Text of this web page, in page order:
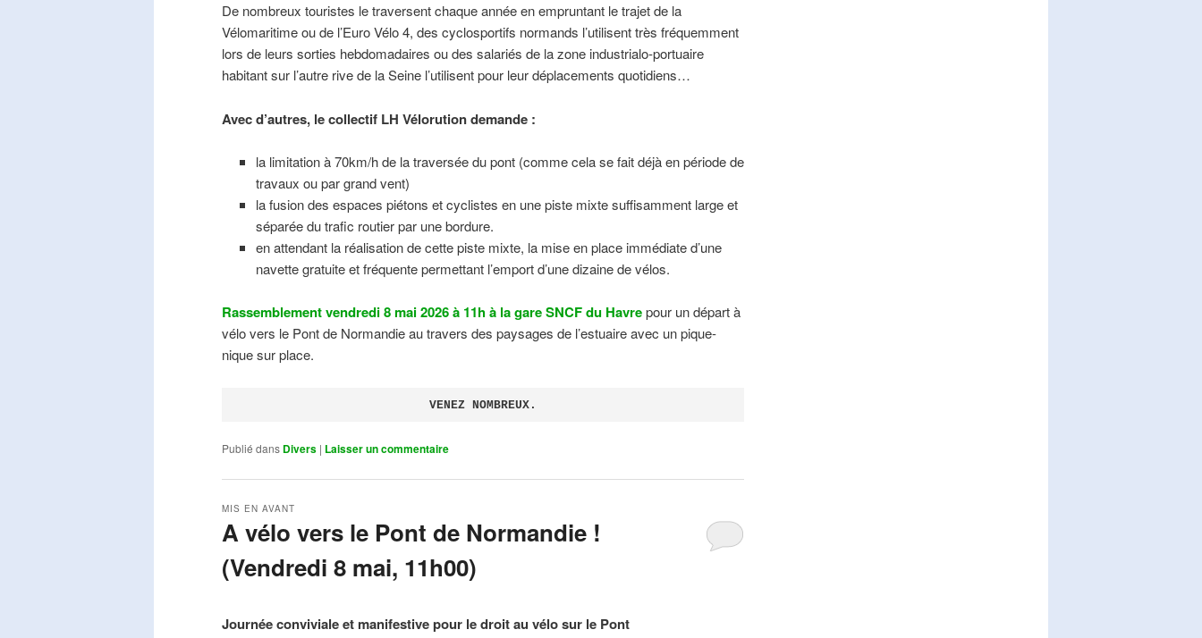
De nombreux touristes le traversent chaque année en empruntant le trajet de la
Vélomaritime ou de l’Euro Vélo 4, des cyclosportifs normands l’utilisent très fréquemment
lors de leurs sorties hebdomadaires ou des salariés de la zone industrialo-portuaire
habitant sur l’autre rive de la Seine l’utilisent pour leur déplacements quotidiens…
Avec d’autres, le collectif LH Vélorution demande :
la limitation à 70km/h de la traversée du pont (comme cela se fait déjà en période de
travaux ou par grand vent)
la fusion des espaces piétons et cyclistes en une piste mixte suffisamment large et
séparée du trafic routier par une bordure.
en attendant la réalisation de cette piste mixte, la mise en place immédiate d’une
navette gratuite et fréquente permettant l’emport d’une dizaine de vélos.
Rassemblement vendredi 8 mai 2026 à 11h à la gare SNCF du Havrepour un départ à
vélo vers le Pont de Normandie au travers des paysages de l’estuaire avec un pique-
nique sur place.
VENEZ NOMBREUX.
Publié dans Divers | Laisser un commentaire
A vélo vers le Pont de Normandie !
(Vendredi 8 mai, 11h00)
MIS EN AVANT
Journée conviviale et manifestive pour le droit au vélo sur le Pont